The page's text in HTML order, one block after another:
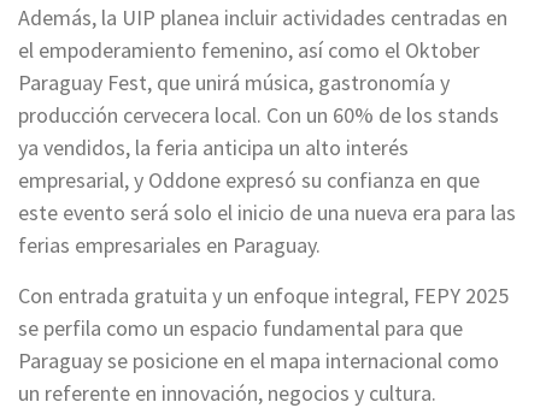
Además, la UIP planea incluir actividades centradas en
el empoderamiento femenino, así como el Oktober
Paraguay Fest, que unirá música, gastronomía y
producción cervecera local. Con un 60% de los stands
ya vendidos, la feria anticipa un alto interés
empresarial, y Oddone expresó su confianza en que
este evento será solo el inicio de una nueva era para las
ferias empresariales en Paraguay.
Con entrada gratuita y un enfoque integral, FEPY 2025
se perfila como un espacio fundamental para que
Paraguay se posicione en el mapa internacional como
un referente en innovación, negocios y cultura.